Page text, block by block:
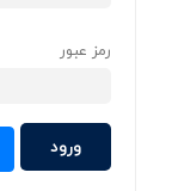
رمز عبور